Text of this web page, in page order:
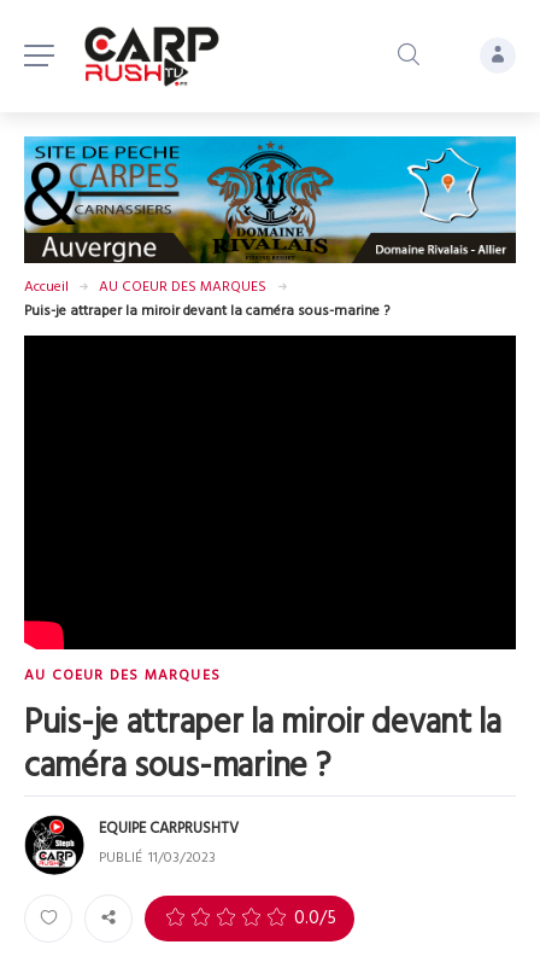
Accueil
AU COEUR DES MARQUES
Puis-je attraper la miroir devant la caméra sous-marine ?
AU COEUR DES MARQUES
Puis-je attraper la miroir devant la
caméra sous-marine ?
EQUIPE CARPRUSHTV
PUBLIÉ 11/03/2023
0.0/5